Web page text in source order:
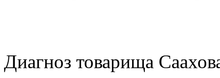
Диагноз товарища